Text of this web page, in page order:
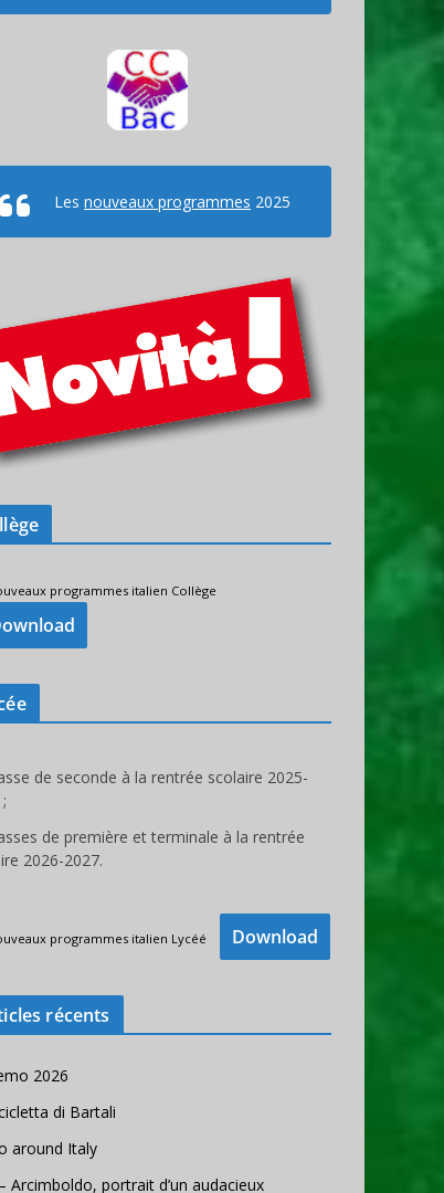
Les nouveaux programmes 2025
programmes italien Collège
de seconde à la rentrée scolaire 2025-
de première et terminale à la rentrée
2026-2027.
programmes italien Lycéé Download
récents
2026
di Bartali
around Italy
Arcimboldo, portrait d’un audacieux